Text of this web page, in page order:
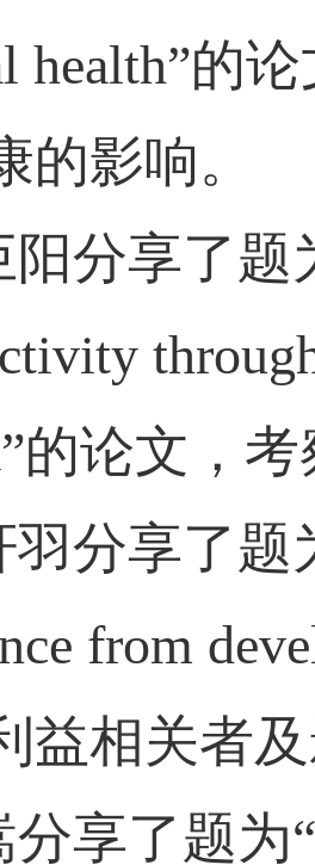
health”的
的影响。
阳分享了题
的论文，
羽分享了题
from
益相关者
分享了题为“